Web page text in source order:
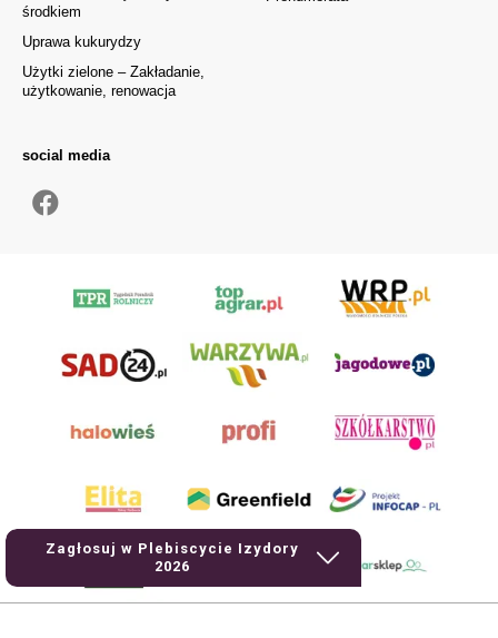
Zagłosuj w Plebiscycie Izydory
2026
środkiem
Uprawa kukurydzy
Użytki zielone – Zakładanie,
użytkowanie, renowacja
social media